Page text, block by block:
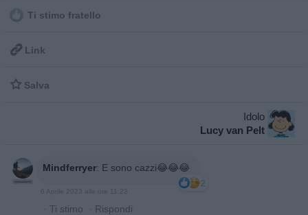
Ti stimo fratello
 Link
 Salva
Idolo
Lucy van Pelt
Mindferryer: E sono cazzi😂😂😂
2
6 Aprile 2023 alle ore 11:23
· Ti stimo · Rispondi